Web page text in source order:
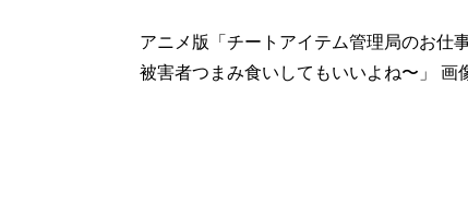
アニメ版「チートアイテム管理局のお仕
被害者つまみ食いしてもいいよね〜」 画